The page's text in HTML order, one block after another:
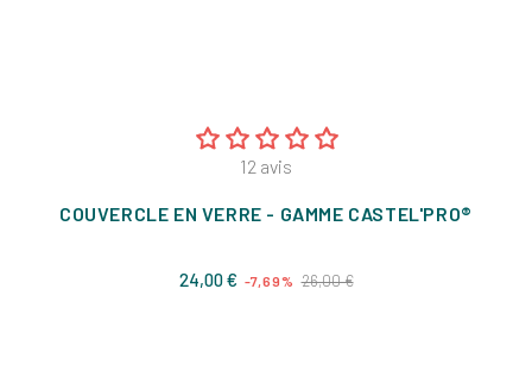
12 avis
COUVERCLE EN VERRE - GAMME CASTEL'PRO®
24,00 € Prix
-7,69% 26,00 €Prix